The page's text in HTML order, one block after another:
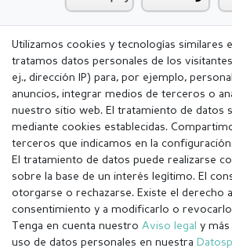
Aviso legal Política de
Utilizamos cookies y tecnologías similares
tratamos datos personales de los
ej., dirección IP) para, por ejemplo,
anuncios, integrar medios de terceros o
nuestro sitio web. El tratamiento de datos
mediante cookies establecidas.
terceros que indicamos en la
El tratamiento de datos puede realizarse
sobre la base de un interés legítimo. El
otorgarse o rechazarse. Existe el derecho
consentimiento y a modificarlo o
Tenga en cuenta nuestro Aviso legal y
uso de datos personales en nuestra